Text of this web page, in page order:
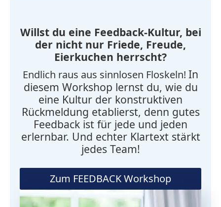
Willst du eine Feedback-Kultur, bei
der nicht nur Friede, Freude,
Eierkuchen herrscht?
Endlich raus aus sinnlosen Floskeln! In
diesem Workshop lernst du, wie du
eine Kultur der konstruktiven
Rückmeldung etablierst, denn gutes
Feedback ist für jede und jeden
erlernbar. Und echter Klartext stärkt
jedes Team!
Zum FEEDBACK Workshop